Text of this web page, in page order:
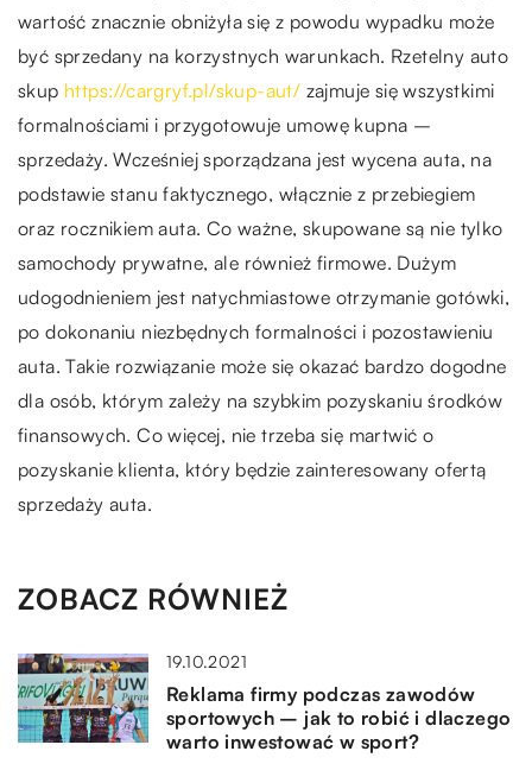
wartość znacznie obniżyła się z powodu wypadku może
być sprzedany na korzystnych warunkach. Rzetelny auto
skup https://cargryf.pl/skup-aut/ zajmuje się wszystkimi
formalnościami i przygotowuje umowę kupna –
sprzedaży. Wcześniej sporządzana jest wycena auta, na
podstawie stanu faktycznego, włącznie z przebiegiem
oraz rocznikiem auta. Co ważne, skupowane są nie tylko
samochody prywatne, ale również firmowe. Dużym
udogodnieniem jest natychmiastowe otrzymanie gotówki,
po dokonaniu niezbędnych formalności i pozostawieniu
auta. Takie rozwiązanie może się okazać bardzo dogodne
dla osób, którym zależy na szybkim pozyskaniu środków
finansowych. Co więcej, nie trzeba się martwić o
pozyskanie klienta, który będzie zainteresowany ofertą
sprzedaży auta.
ZOBACZ RÓWNIEŻ
19.10.2021
Reklama firmy podczas zawodów
sportowych – jak to robić i dlaczego
warto inwestować w sport?